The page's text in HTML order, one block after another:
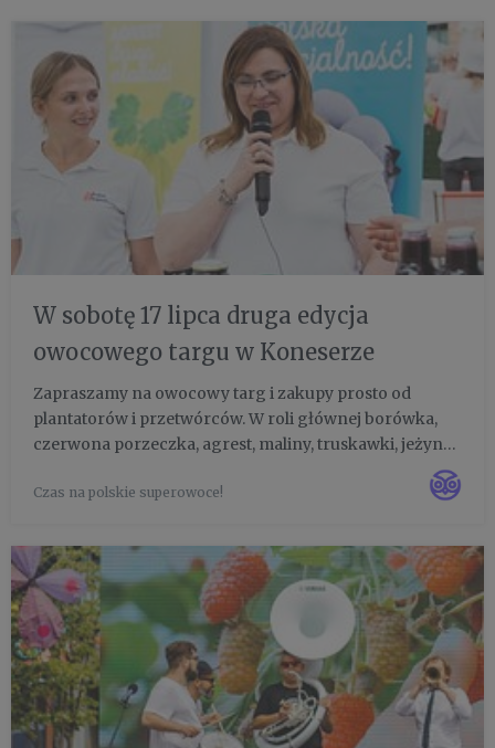
W sobotę 17 lipca druga edycja
owocowego targu w Koneserze
Zapraszamy na owocowy targ i zakupy prosto od
plantatorów i przetwórców. W roli głównej borówka,
czerwona porzeczka, agrest, maliny, truskawki, jeżyny,
aronia i jagoda kamczacka. Do tego strefa sadzonek i
eko-warsztaty dla dzieci. W jednym miejscu, wszystko
Czas na polskie superowoce!